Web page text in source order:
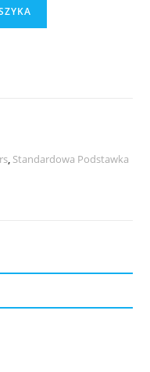
Standardowa Podstawka